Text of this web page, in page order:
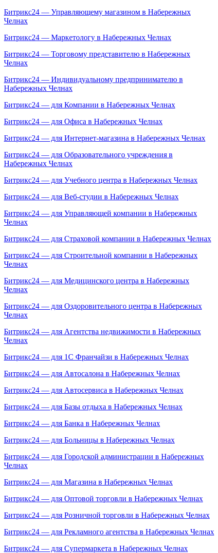
Битрикс24 — Управляющему магазином в Набережных
Челнах
Битрикс24 — Маркетологу в Набережных Челнах
Битрикс24 — Торговому представителю в Набережных
Челнах
Битрикс24 — Индивидуальному предпринимателю в
Набережных Челнах
Битрикс24 — для Компании в Набережных Челнах
Битрикс24 — для Офиса в Набережных Челнах
Битрикс24 — для Интернет-магазина в Набережных Челнах
Битрикс24 — для Образовательного учреждения в
Набережных Челнах
Битрикс24 — для Учебного центра в Набережных Челнах
Битрикс24 — для Веб-студии в Набережных Челнах
Битрикс24 — для Управляющей компании в Набережных
Челнах
Битрикс24 — для Страховой компании в Набережных Челнах
Битрикс24 — для Строительной компании в Набережных
Челнах
Битрикс24 — для Медицинского центра в Набережных
Челнах
Битрикс24 — для Оздоровительного центра в Набережных
Челнах
Битрикс24 — для Агентства недвижимости в Набережных
Челнах
Битрикс24 — для 1С Франчайзи в Набережных Челнах
Битрикс24 — для Автосалона в Набережных Челнах
Битрикс24 — для Автосервиса в Набережных Челнах
Битрикс24 — для Базы отдыха в Набережных Челнах
Битрикс24 — для Банка в Набережных Челнах
Битрикс24 — для Больницы в Набережных Челнах
Битрикс24 — для Городской администрации в Набережных
Челнах
Битрикс24 — для Магазина в Набережных Челнах
Битрикс24 — для Оптовой торговли в Набережных Челнах
Битрикс24 — для Розничной торговли в Набережных Челнах
Битрикс24 — для Рекламного агентства в Набережных Челнах
Битрикс24 — для Супермаркета в Набережных Челнах